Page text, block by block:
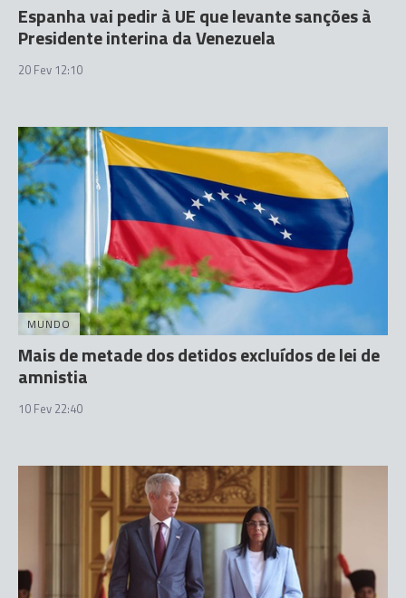
Espanha vai pedir à UE que levante sanções à
Presidente interina da Venezuela
20 Fev 12:10
MUNDO
Mais de metade dos detidos excluídos de lei de
amnistia
10 Fev 22:40